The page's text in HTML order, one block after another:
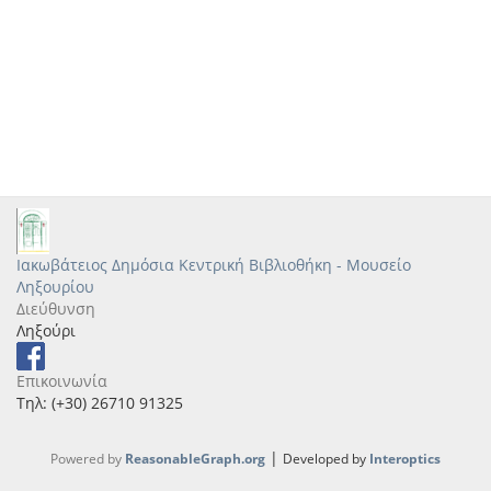
Ιακωβάτειος Δημόσια Κεντρική Βιβλιοθήκη - Μουσείο
Ληξουρίου
Διεύθυνση
Ληξούρι
Επικοινωνία
Τηλ: (+30) 26710 91325
Powered by ReasonableGraph.org | Developed by Interoptics